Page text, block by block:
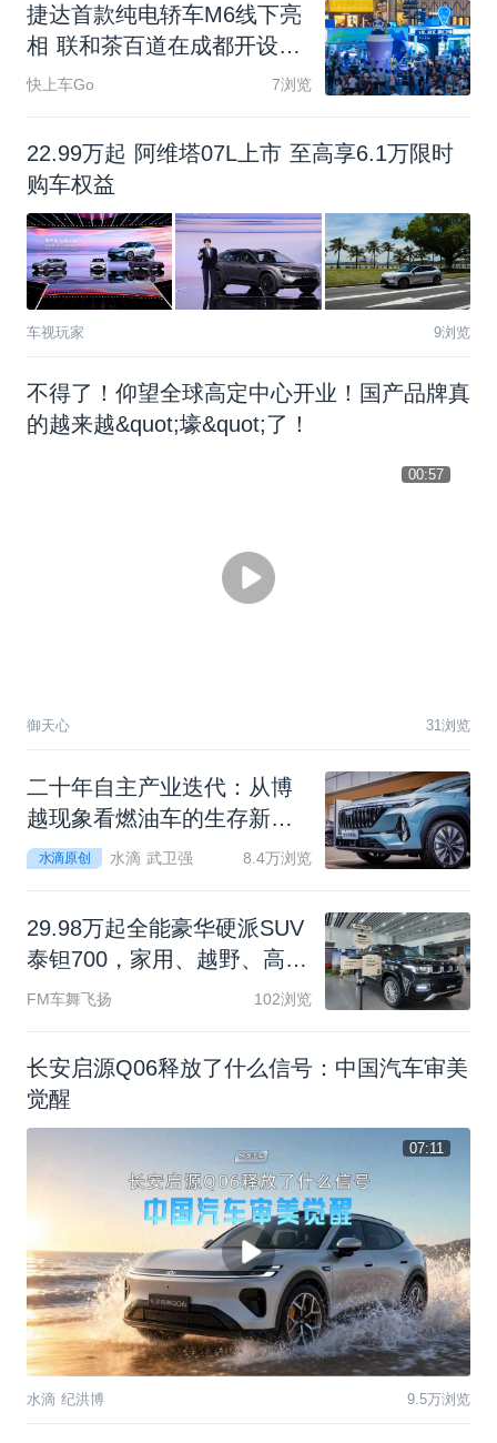
捷达首款纯电轿车M6线下亮
相 联和茶百道在成都开设限
时 快闪
快上车Go 7浏览
22.99万起 阿维塔07L上市 至高享6.1万限时
购车权益
车视玩家 9浏览
不得了！仰望全球高定中心开业！国产品牌真
的越来越&quot;壕&quot;了！
00:57
御天心 31浏览
二十年自主产业迭代： 从博
越现象看燃油车的生存新逻
辑水滴原创 水滴 武卫强 8.4万浏览
29.98万起全能豪华硬派SUV
泰钽700， 家用 、 越野、 高阶
智驾全配
FM车舞飞扬 102浏览
长安启源Q06释放了什么信号：中国汽车审美
觉醒
07:11
水滴 纪洪博 9.5万浏览